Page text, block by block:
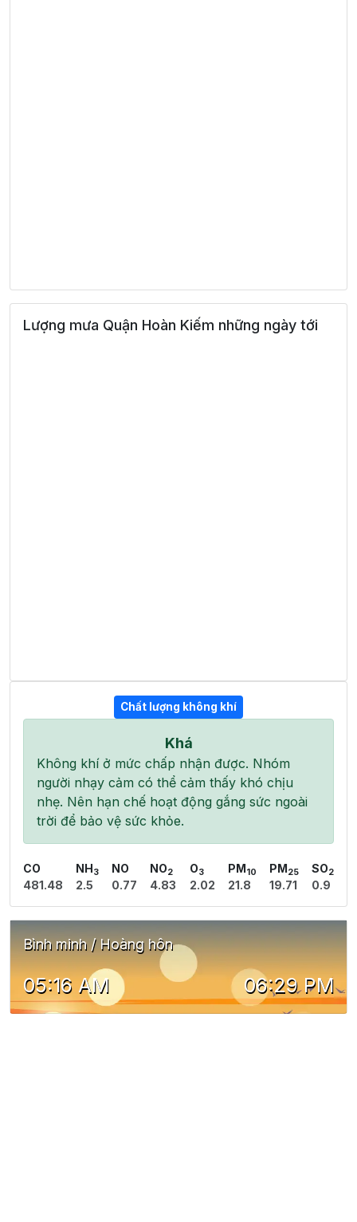
Lượng mưa Quận Hoàn Kiếm những ngày tới
Chất lượng không khí
Khá
Không khí ở mức chấp nhận được. Nhóm
người nhạy cảm có thể cảm thấy khó chịu
nhẹ. Nên hạn chế hoạt động gắng sức ngoài
trời để bảo vệ sức khỏe.
CO
481.48
NH 3
2.5
NO
0.77
NO2
4.83
O3
2.02
PM 10
21.8
PM 25
19.71
SO2
0.9
Bình minh / Hoàng hôn
05:16 AM 06:29 PM